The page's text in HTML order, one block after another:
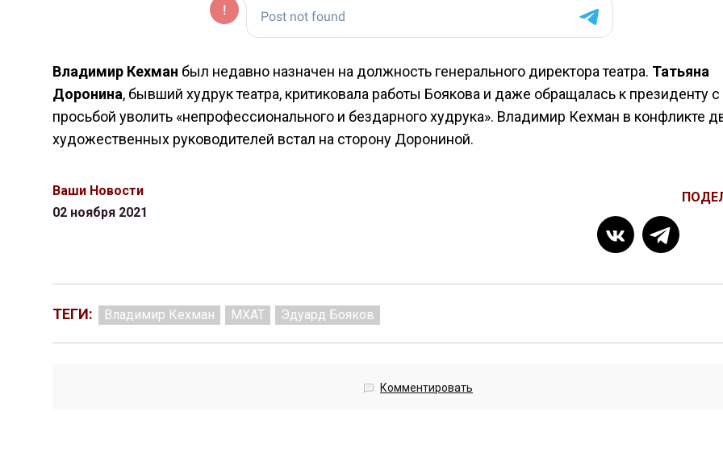
Владимир Кехман был недавно назначен на должность генерального директора театра. Татьяна
Доронина, бывший худрук театра, критиковала работы Боякова и даже обращалась к президенту с
просьбой уволить «непрофессионального и бездарного худрука». Владимир Кехман в конфликте
художественных руководителей встал на сторону Дорониной.
Ваши Новости
02 ноября 2021
ТЕГИ: Владимир Кехман МХАТ Эдуард Бояков
Комментировать